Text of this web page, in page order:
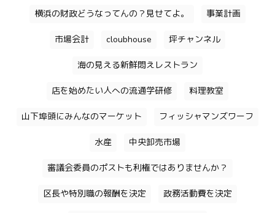
横浜の財政どうなってんの？見せてよ。 事業計画
市場会計 cloubhouse 坪チャンネル
海の見える新鮮悶えレストラン
店を始めたい人への流通学研修 料理教室
山下埠頭にみんなのマーケット フィッシャマンズワーフ
水産 中央卸売市場
審議会委員のポストも利権ではありませんか？
区長や特別職の報酬を決定 政務活動費を決定